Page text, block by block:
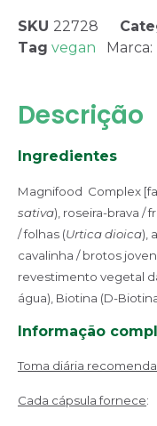
SKU 22728
Tag vegan Marca:
Descrição
Ingredientes
Magnifood Complex
sativa), roseira-brava /
/ folhas (Urtica dioica),
cavalinha / brotos
revestimento vegetal
água), Biotina (D-
Informação
Toma diária
Cada cápsula fornece: